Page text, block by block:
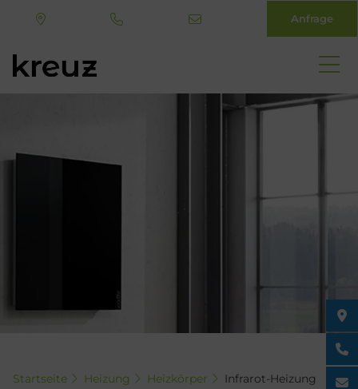
Anfrage
Startseite Heizung Heizkörper Infrarot-Heizung